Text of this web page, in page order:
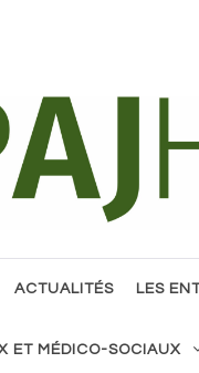
ACTUALITÉS LES
ET MÉDICO-SOCIAUX